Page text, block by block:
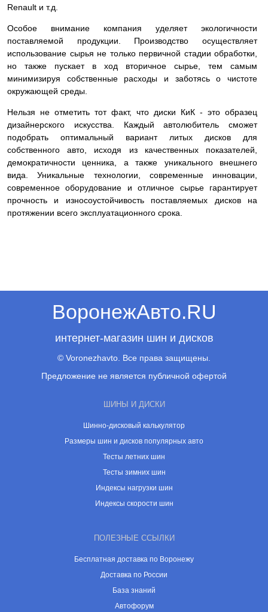
Renault и т.д.
Особое внимание компания уделяет экологичности
поставляемой продукции. Производство осуществляет
использование сырья не только первичной стадии обработки,
но также пускает в ход вторичное сырье, тем самым
минимизируя собственные расходы и заботясь о чистоте
окружающей среды.
Нельзя не отметить тот факт, что диски КиК - это образец
дизайнерского искусства. Каждый автолюбитель сможет
подобрать оптимальный вариант литых дисков для
собственного авто, исходя из качественных показателей,
демократичности ценника, а также уникального внешнего
вида. Уникальные технологии, современные инновации,
современное оборудование и отличное сырье гарантирует
прочность и износоустойчивость поставляемых дисков на
протяжении всего эксплуатационного срока.
ВоронежАвто.RU
интернет-магазин шин и дисков
© Voronezhavto. Все права защищены.
Предложение не является публичной офертой
ШИНЫ И ДИСКИ
Шинно-дисковый калькулятор
Размеры шин и дисков популярных авто
Тесты летних шин
Тесты зимних шин
Индексы нагрузки шин
Индексы скорости шин
ПОЛЕЗНЫЕ ССЫЛКИ
Бесплатная доставка по Воронежу
Доставка по России
База знаний
Автофорум